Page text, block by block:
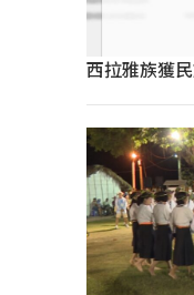
西拉雅族獲